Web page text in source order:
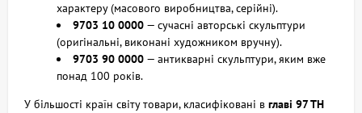
характеру (масового виробництва, серійні).
9703 10 0000 — сучасні авторські скульптури
(оригінальні, виконані художником вручну).
9703 90 0000 — антикварні скульптури, яким вже
понад 100 років.
У більшості країн світу товари, класифіковані в главі 97 ТН